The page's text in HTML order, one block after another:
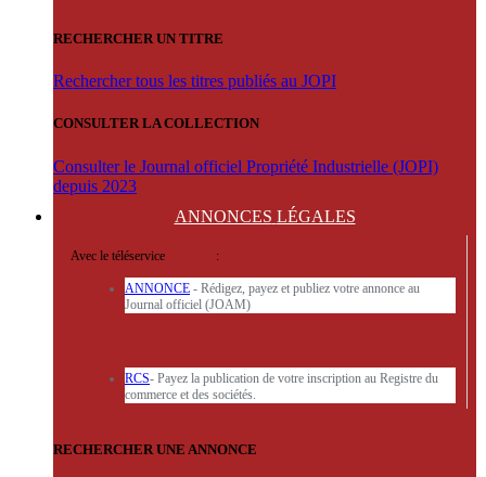
RECHERCHER UN TITRE
Rechercher tous les titres publiés au JOPI
CONSULTER LA COLLECTION
Consulter le Journal officiel Propriété Industrielle (JOPI)
depuis 2023
ANNONCES LÉGALES
Avec le téléservice :
ANNONCE - Rédigez, payez et publiez votre annonce au
Journal officiel (JOAM)
RCS- Payez la publication de votre inscription au Registre du
commerce et des sociétés.
RECHERCHER UNE ANNONCE